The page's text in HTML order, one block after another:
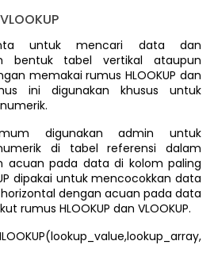
untuk mencari data dan
bentuk tabel vertikal ataupun
memakai rumus HLOOKUP dan
ini digunakan khusus untuk
digunakan admin untuk
di tabel referensi dalam
acuan pada data di kolom paling
dipakai untuk mencocokkan data
dengan acuan pada data
rumus HLOOKUP dan VLOOKUP.